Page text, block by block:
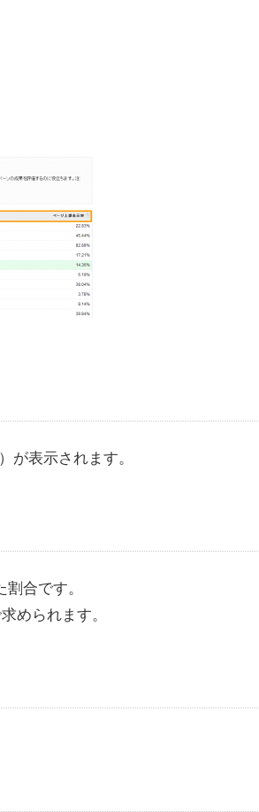
表示されます。
合です。
められます。